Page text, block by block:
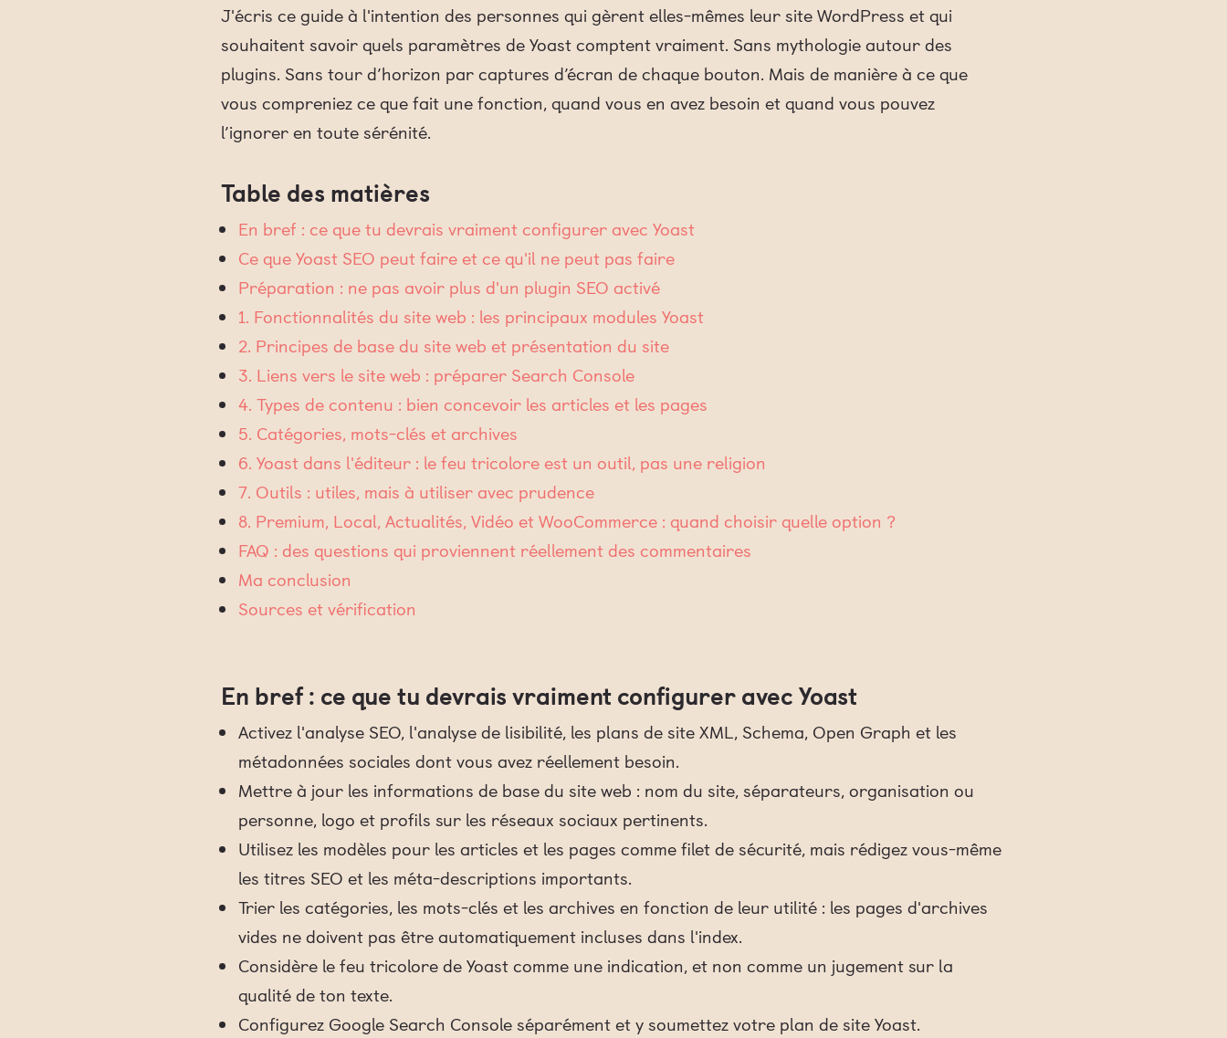
J'écris ce guide à l'intention des personnes qui gèrent elles-mêmes leur site WordPress et qui
souhaitent savoir quels paramètres de Yoast comptent vraiment. Sans mythologie autour des
plugins. Sans tour d’horizon par captures d’écran de chaque bouton. Mais de manière à ce que
vous compreniez ce que fait une fonction, quand vous en avez besoin et quand vous pouvez
l’ignorer en toute sérénité.
Table des matières
En bref : ce que tu devrais vraiment configurer avec Yoast
Ce que Yoast SEO peut faire et ce qu'il ne peut pas faire
Préparation : ne pas avoir plus d'un plugin SEO activé
1. Fonctionnalités du site web : les principaux modules Yoast
2. Principes de base du site web et présentation du site
3. Liens vers le site web : préparer Search Console
4. Types de contenu : bien concevoir les articles et les pages
5. Catégories, mots-clés et archives
6. Yoast dans l'éditeur : le feu tricolore est un outil, pas une religion
7. Outils : utiles, mais à utiliser avec prudence
8. Premium, Local, Actualités, Vidéo et WooCommerce : quand choisir quelle option ?
FAQ : des questions qui proviennent réellement des commentaires
Ma conclusion
Sources et vérification
En bref : ce que tu devrais vraiment configurer avec Yoast
Activez l'analyse SEO, l'analyse de lisibilité, les plans de site XML, Schema, Open Graph et les
métadonnées sociales dont vous avez réellement besoin.
Mettre à jour les informations de base du site web : nom du site, séparateurs, organisation ou
personne, logo et profils sur les réseaux sociaux pertinents.
Utilisez les modèles pour les articles et les pages comme filet de sécurité, mais rédigez vous-même
les titres SEO et les méta-descriptions importants.
Trier les catégories, les mots-clés et les archives en fonction de leur utilité : les pages d'archives
vides ne doivent pas être automatiquement incluses dans l'index.
Considère le feu tricolore de Yoast comme une indication, et non comme un jugement sur la
qualité de ton texte.
Configurez Google Search Console séparément et y soumettez votre plan de site Yoast.